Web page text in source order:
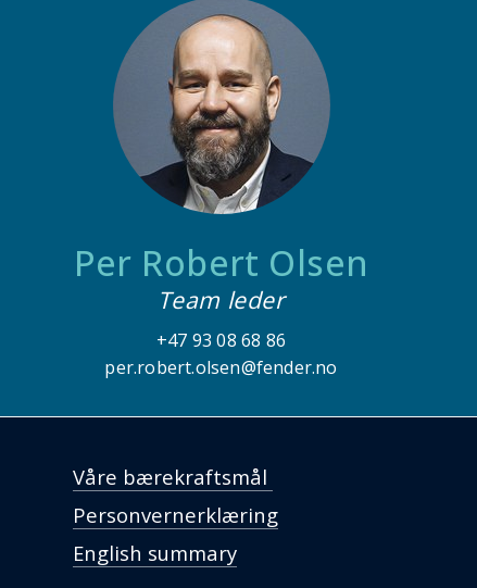
Per Robert Olsen
Team leder
+47 93 08 68 86
per.robert.olsen@fender.no
Våre bærekraftsmål
Personvernerklæring
English summary